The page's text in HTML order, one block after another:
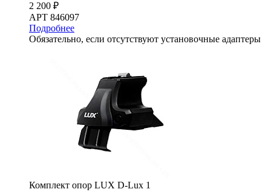
2 200 ₽
АРТ 846097
Подробнее
Обязательно, если отсутствуют установочные адаптеры
Комплект опор LUX D-Lux 1